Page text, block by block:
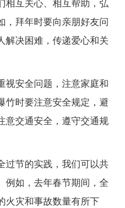
，拜年时要向亲朋好友问
解决困难，传递爱心和关
视安全问题，注意家庭和
竹时要注意安全规定，避
意交通安全，遵守交通规
过节的实践，我们可以共
例如，去年春节期间，全
火灾和事故数量有所下